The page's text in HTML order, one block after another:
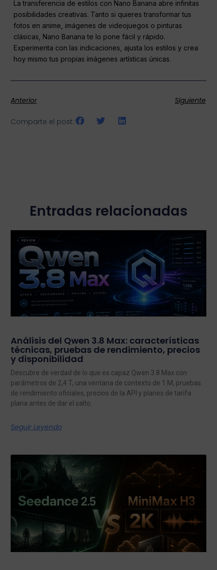
La transferencia de estilos con Nano Banana abre infinitas
posibilidades creativas. Tanto si quieres transformar tus
fotos en anime, imágenes de videojuegos o pinturas
clásicas, Nano Banana te lo pone fácil y rápido.
Experimenta con las indicaciones, ajusta los estilos y crea
hoy mismo tus propias imágenes artísticas únicas.
Anterior Siguiente
Comparte el post:
Entradas relacionadas
Análisis del Qwen 3.8 Max: características
técnicas, pruebas de rendimiento, precios
y disponibilidad
Descubre de verdad de lo que es capaz Qwen 3.8 Max con
parámetros de 2,4 T, una ventana de contexto de 1 M, pruebas
de rendimiento oficiales, precios de la API y planes de tarifa
plana antes de dar el salto.
Seguir Leyendo